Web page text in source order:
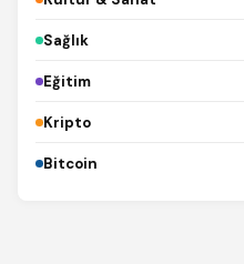
Sağlık
Eğitim
Kripto
Bitcoin